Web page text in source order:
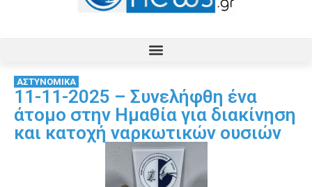
ΑΣΤΥΝΟΜΙΚΑ
11-11-2025 – Συνελήφθη ένα
άτομο στην Ημαθία για διακίνηση
και κατοχή ναρκωτικών ουσιών